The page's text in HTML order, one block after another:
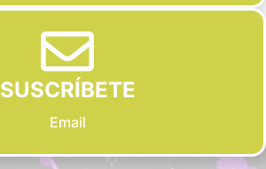
SUSCRÍBETE
Email